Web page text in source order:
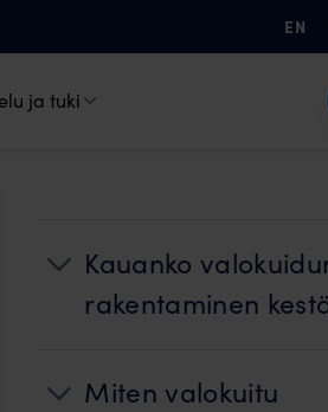
EN
ja tuki
Kauanko
rakentaminen
Miten valokuitu